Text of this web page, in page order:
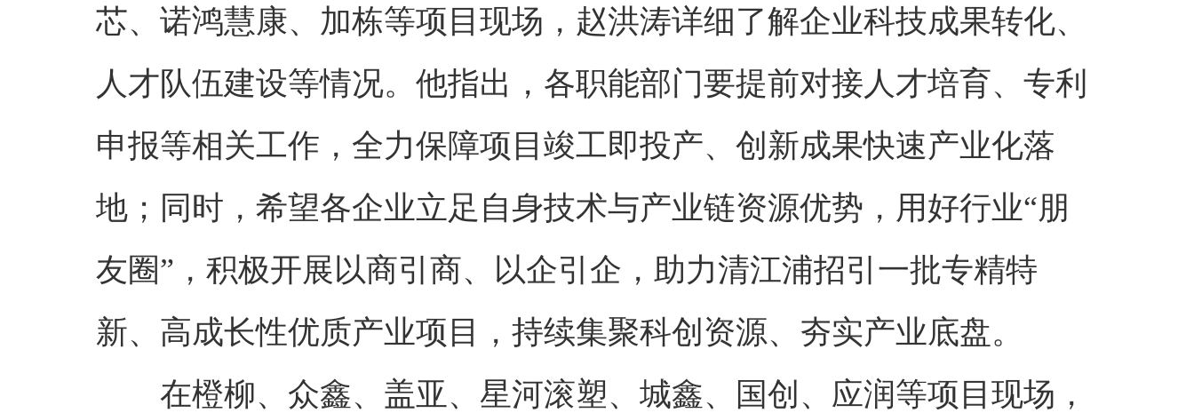
芯、诺鸿慧康、加栋等项目现场，赵洪涛详细了解企业科技成果转化、
人才队伍建设等情况。他指出，各职能部门要提前对接人才培育、专利
申报等相关工作，全力保障项目竣工即投产、创新成果快速产业化落
地；同时，希望各企业立足自身技术与产业链资源优势，用好行业“朋
友圈”，积极开展以商引商、以企引企，助力清江浦招引一批专精特
新、高成长性优质产业项目，持续集聚科创资源、夯实产业底盘。
在橙柳、众鑫、盖亚、星河滚塑、城鑫、国创、应润等项目现场，